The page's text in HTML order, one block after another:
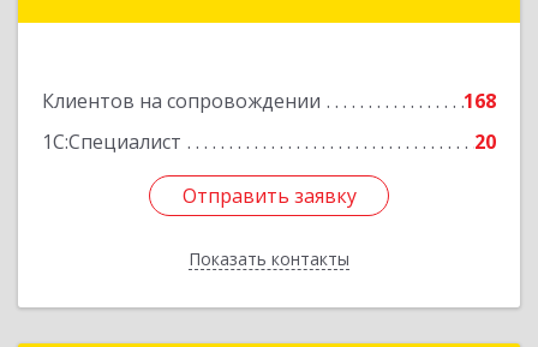
Клиентов на сопровождении
168
1С:Специалист
20
Отправить заявку
Показать контакты
Подробнее
Отправить заявку
Назад